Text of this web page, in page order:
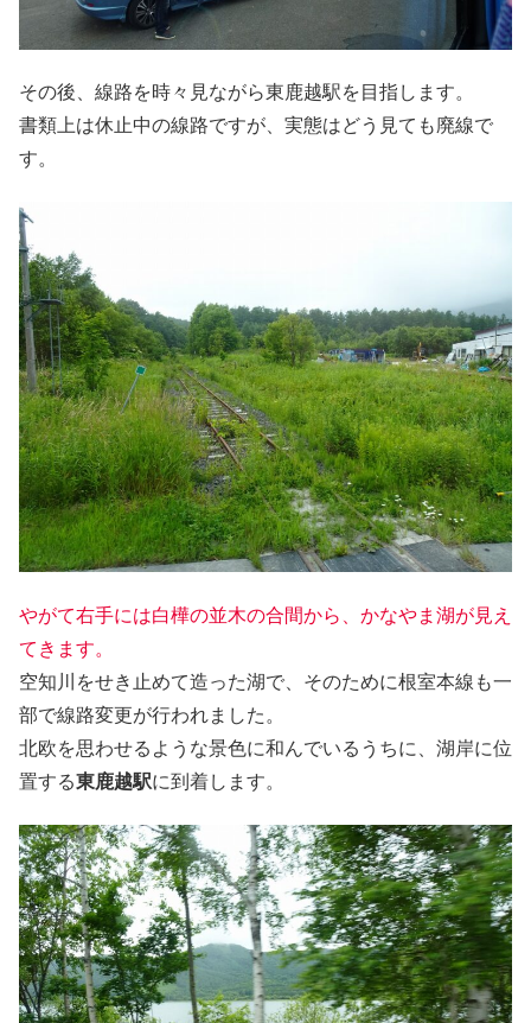
その後、線路を時々見ながら東鹿越駅を目指します。
書類上は休止中の線路ですが、実態はどう見ても廃線で
す。
やがて右手には白樺の並木の合間から、かなやま湖が見え
てきます。
空知川をせき止めて造った湖で、そのために根室本線も一
部で線路変更が行われました。
北欧を思わせるような景色に和んでいるうちに、湖岸に位
置する東鹿越駅に到着します。